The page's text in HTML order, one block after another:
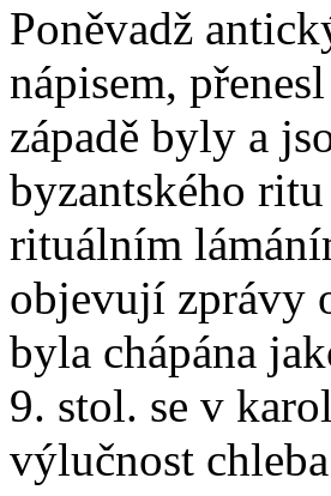
Poněvadž
nápisem,
západě byly a
byzantského
rituálním
objevují zprávy
byla chápána
9. stol. se v
výlučnost